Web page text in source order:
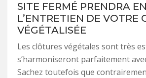
SITE FERMÉ PRENDRA
L’ENTRETIEN DE VOTRE
VÉGÉTALISÉE
Les clôtures végétales sont très
s’harmoniseront parfaitement
Sachez toutefois que